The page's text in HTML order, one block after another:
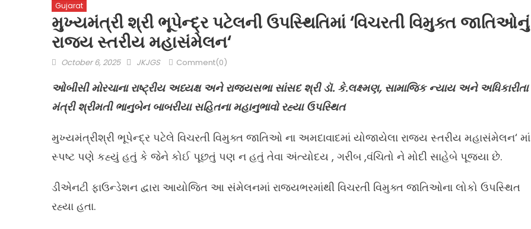
Gujarat
મુખ્યમંત્રી શ્રી ભૂપેન્દ્ર પટેલની ઉપસ્થિતિમાં ‘વિચરતી વિમુક્ત જાતિઓનું
રાજ્ય સ્તરીય મહાસંમેલન‘
Posted
October 6, 2025 Author
JKJGS Comment(0)
ઓબીસી મોરચાના રાષ્ટ્રીય અધ્યક્ષ અને રાજ્યસભા સાંસદ શ્રી ડૉ. કે.લક્ષ્મણ, સામાજિક ન્યાય અને અધિકારીતા
મંત્રી શ્રીમતી ભાનુબેન બાબરીયા સહિતના મહાનુભાવો રહ્યા ઉપસ્થિત
મુખ્યમંત્રીશ્રી ભૂપેન્દ્ર પટેલે વિચરતી વિમુક્ત જાતિઓ ના અમદાવાદમાં યોજાયેલા રાજ્ય સ્તરીય મહાસંમેલન‘ માં
સ્પષ્ટ પણે કહ્યું હતું કે જેને કોઈ પૂછતું પણ ન હતું તેવા અંત્યોદય , ગરીબ ,વંચિતો ને મોદી સાહેબે પૂજ્યા છે.
ડીએનટી ફાઉન્ડેશન દ્વારા આયોજિત આ સંમેલનમાં રાજ્યભરમાંથી વિચરતી વિમુક્ત જાતિઓના લોકો ઉપસ્થિત
રહ્યા હતા.